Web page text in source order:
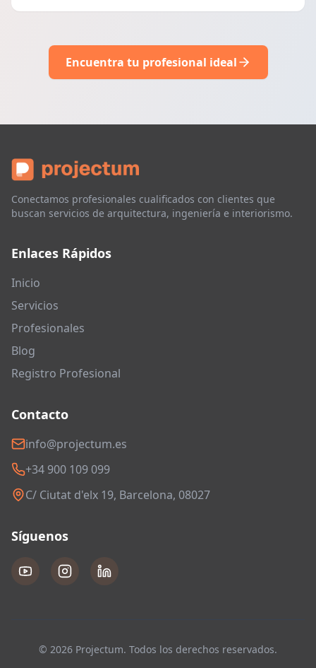
Encuentra tu profesional ideal
Conectamos profesionales cualificados con clientes que
buscan servicios de arquitectura, ingeniería e interiorismo.
Enlaces Rápidos
Inicio
Servicios
Profesionales
Blog
Registro Profesional
Contacto
info@projectum.es
+34 900 109 099
C/ Ciutat d'elx 19, Barcelona, 08027
Síguenos
© 2026 Projectum. Todos los derechos reservados.